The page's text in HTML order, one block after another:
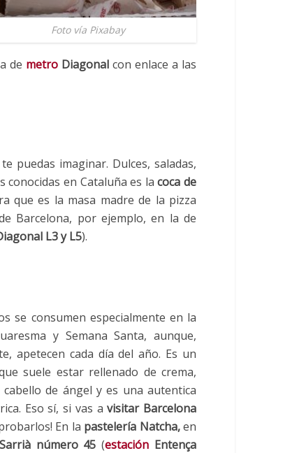
Foto vía Pixabay
de metro Diagonalcon enlace a las
puedas imaginar. Dulces, saladas,
en Cataluña es la coca de
que es la masa madre de la pizza
Barcelona, por ejemplo, en la de
L3 y L5).
se consumen especialmente en la
y Semana Santa, aunque,
apetecen cada día del año. Es un
suele estar rellenado de crema,
de ángel y es una autentica
Eso sí, si vas avisitar Barcelona
En la pastelería Natcha,en
número 45 (estación Entença